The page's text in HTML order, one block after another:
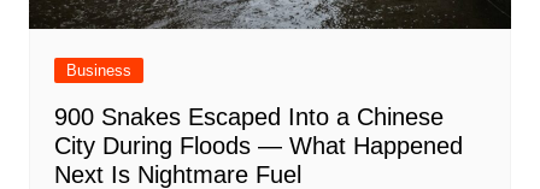
Business
900 Snakes Escaped Into a Chinese
City During Floods — What Happened
Next Is Nightmare Fuel